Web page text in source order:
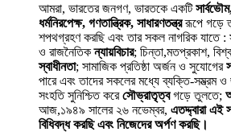
আমরা, ভারতের জনগণ, ভারতকে একটি
ধর্মনিরপেক্ষ, গণতান্ত্রিক, সাধারণতন্ত্ররূপে গড়ে
শপথগ্রহণ করছি এবং তার সকল নাগরিক যাতে :
ও রাজনৈতিকন্যায়বিচার; চিন্তা,মতপ্রকাশ,
স্বাধীনতা; সামাজিক প্রতিষ্ঠা অর্জন ও সুযোগের
পারে এবং তাদের সকলের মধ্যে ব্যক্তি-সম্ভ্রম
সংহতি সুনিশ্চিত করেসৌভ্রাতৃত্বগড়ে তুলতে;
আজ,১৯৪৯ সালের ২৬ নভেম্বর, এতদ্দ্বারা এই
বিধিবদ্ধ করছি এবং নিজেদের অর্পণ করছি।